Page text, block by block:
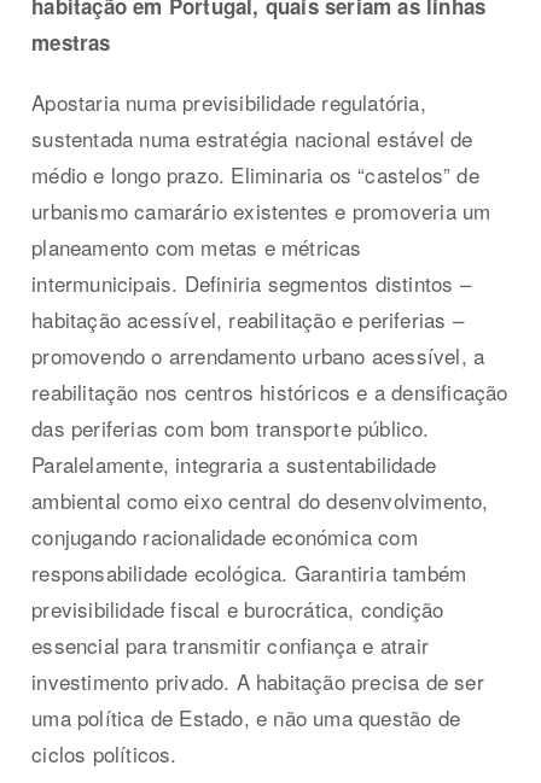
mestras
Apostaria numa previsibilidade regulatória,
sustentada numa estratégia nacional estável de
médio e longo prazo. Eliminaria os “castelos” de
urbanismo camarário existentes e promoveria um
planeamento com metas e métricas
intermunicipais. Definiria segmentos distintos –
habitação acessível, reabilitação e periferias –
promovendo o arrendamento urbano acessível, a
reabilitação nos centros históricos e a densificação
das periferias com bom transporte público.
Paralelamente, integraria a sustentabilidade
ambiental como eixo central do desenvolvimento,
conjugando racionalidade económica com
responsabilidade ecológica. Garantiria também
previsibilidade fiscal e burocrática, condição
essencial para transmitir confiança e atrair
investimento privado. A habitação precisa de ser
uma política de Estado, e não uma questão de
ciclos políticos.